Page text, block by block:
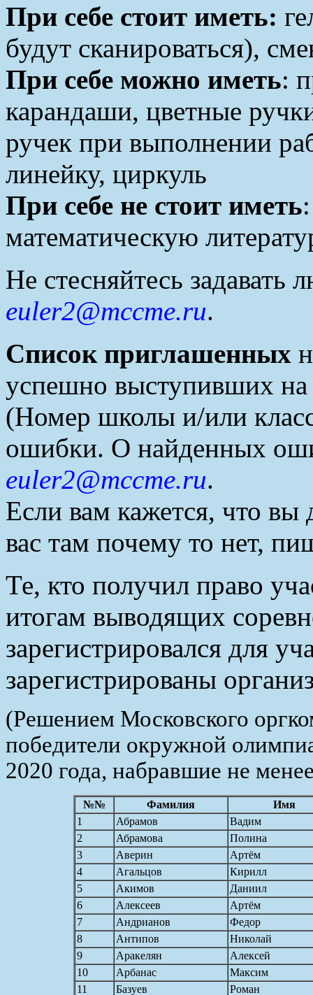
При себе стоит иметь:
будут сканироваться),
При себе можно иметь:
карандаши, цветные
ручек при выполнении
линейку, циркуль
При себе не стоит иметь
математическую
Не стесняйтесь задавать
euler2@mccme.ru.
Список приглашенных
успешно выступивших
(Номер школы и/или
ошибки. О найденных
euler2@mccme.ru.
Если вам кажется, что
вас там почему то нет,
Те, кто получил право
итогам выводящих
зарегистрировался для
зарегистрированы
(Решением Московского
победители окружной
2020 года, набравшие не
№№ Фамилия
Имя
1
Абрамов
Вадим
2
Абрамова
Полина
3
Аверин
Артём
4
Агальцов
Кирилл
5
Акимов
Даниил
6
Алексеев
Артём
7
Андрианов
Федор
8
Антипов
Николай
9
Аракелян
Алексей
10
Арбанас
Максим
11
Базуев Роман